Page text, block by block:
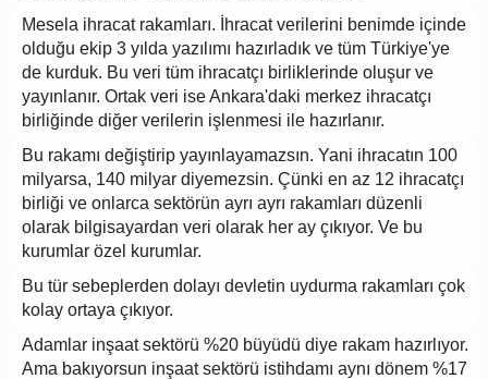
Mesela ihracat rakamları. İhracat verilerini benimde içinde
olduğu ekip 3 yılda yazılımı hazırladık ve tüm Türkiye'ye
de kurduk. Bu veri tüm ihracatçı birliklerinde oluşur ve
yayınlanır. Ortak veri ise Ankara'daki merkez ihracatçı
birliğinde diğer verilerin işlenmesi ile hazırlanır.
Bu rakamı değiştirip yayınlayamazsın. Yani ihracatın 100
milyarsa, 140 milyar diyemezsin. Çünki en az 12 ihracatçı
birliği ve onlarca sektörün ayrı ayrı rakamları düzenli
olarak bilgisayardan veri olarak her ay çıkıyor. Ve bu
kurumlar özel kurumlar.
Bu tür sebeplerden dolayı devletin uydurma rakamları çok
kolay ortaya çıkıyor.
Adamlar inşaat sektörü %20 büyüdü diye rakam hazırlıyor.
Ama bakıyorsun inşaat sektörü istihdamı aynı dönem %17